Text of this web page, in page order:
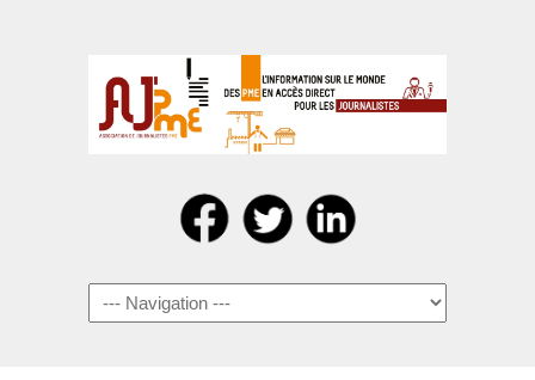
Navigation